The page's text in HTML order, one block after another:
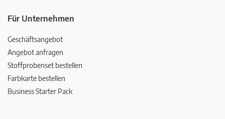
Für Unternehmen
Geschäftsangebot
Angebot anfragen
Stoffprobenset bestellen
Farbkarte bestellen
Business Starter Pack